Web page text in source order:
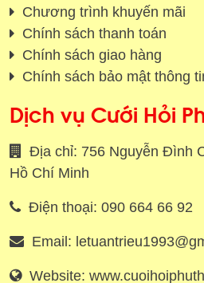
Chương trình khuyến mãi
Chính sách thanh toán
Chính sách giao hàng
Chính sách bảo mật thông
Dịch vụ Cưới Hỏi
Địa chỉ: 756 Nguyễn Đình
Hồ Chí Minh
Điện thoại: 090 664 66 92
Email:
Website: